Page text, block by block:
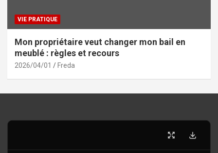
VIE PRATIQUE
Mon propriétaire veut changer mon bail en
meublé : règles et recours
2026/04/01 Freda